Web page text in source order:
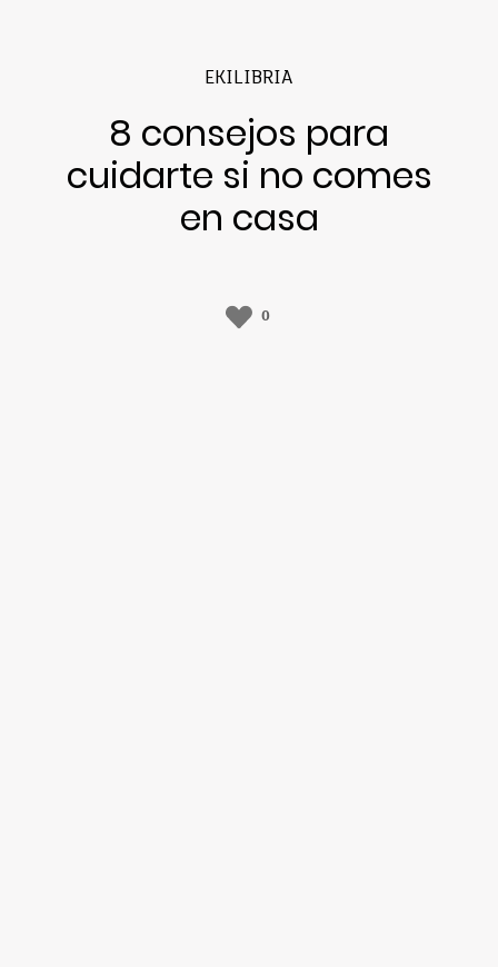
EKILIBRIA
8 consejos para
cuidarte si no comes
en casa
0